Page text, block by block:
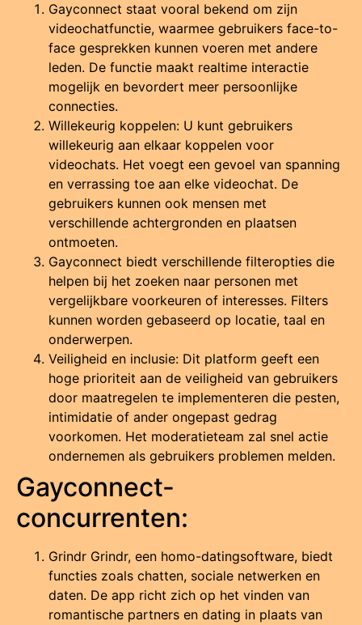
Gayconnect staat vooral bekend om zijn
videochatfunctie, waarmee gebruikers face-to-
face gesprekken kunnen voeren met andere
leden. De functie maakt realtime interactie
mogelijk en bevordert meer persoonlijke
connecties.
Willekeurig koppelen: U kunt gebruikers
willekeurig aan elkaar koppelen voor
videochats. Het voegt een gevoel van spanning
en verrassing toe aan elke videochat. De
gebruikers kunnen ook mensen met
verschillende achtergronden en plaatsen
ontmoeten.
Gayconnect biedt verschillende filteropties die
helpen bij het zoeken naar personen met
vergelijkbare voorkeuren of interesses. Filters
kunnen worden gebaseerd op locatie, taal en
onderwerpen.
Veiligheid en inclusie: Dit platform geeft een
hoge prioriteit aan de veiligheid van gebruikers
door maatregelen te implementeren die pesten,
intimidatie of ander ongepast gedrag
voorkomen. Het moderatieteam zal snel actie
ondernemen als gebruikers problemen melden.
Gayconnect-
concurrenten:
Grindr Grindr, een homo-datingsoftware, biedt
functies zoals chatten, sociale netwerken en
daten. De app richt zich op het vinden van
romantische partners en dating in plaats van